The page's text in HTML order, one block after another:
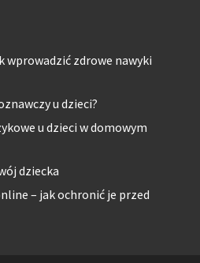
wprowadzić zdrowe nawyki
u dzieci?
u dzieci w domowym
dziecka
– jak ochronić je przed